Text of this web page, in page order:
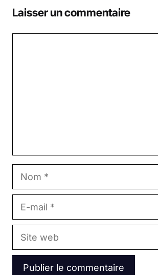
Laisser un commentaire
Site